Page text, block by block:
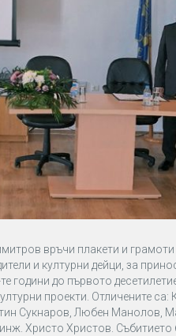
връчи плакети и
и културни дейци, за
години до първото
проекти. Отличените
Сукнаров, Любен Манолов,
Христо Христов.